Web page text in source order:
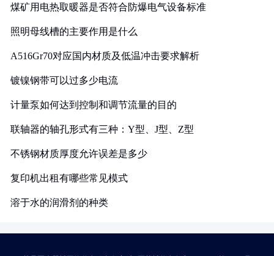
煤矿用电热取暖器是否符合防爆电气设备标准
照明母线槽的主要作用是什么
A516Gr70对应国内材质及低温冲击要求解析
镀镍钢带可以过多少电流
计量泵如何达到控制和调节流量的目的
联轴器的轴孔形式有三种：Y型、J型、Z型
不锈钢材质厚度允许误差是多少
复印机出租有哪些常见模式
溶于水的润滑剂的种类